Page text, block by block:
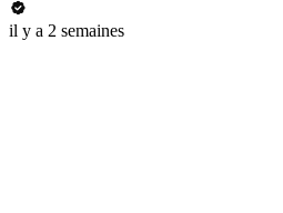
il y a 2 semaines